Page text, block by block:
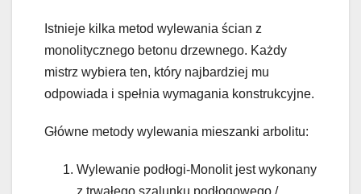
Istnieje kilka metod wylewania ścian z
monolitycznego betonu drzewnego. Każdy
mistrz wybiera ten, który najbardziej mu
odpowiada i spełnia wymagania konstrukcyjne.
Główne metody wylewania mieszanki arbolitu:
Wylewanie podłogi-Monolit jest wykonany
z trwałego szalunku podłogowego /